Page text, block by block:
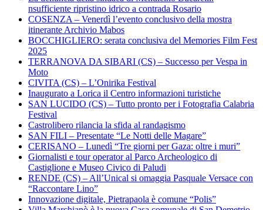
nsufficiente ripristino idrico a contrada Rosario
COSENZA – Venerdì l’evento conclusivo della mostra
itinerante Archivio Mabos
BOCCHIGLIERO: serata conclusiva del Memories Film Fest
2025
TERRANOVA DA SIBARI (CS) – Successo per Vespa in
Moto
CIVITA (CS) – L’Onirika Festival
Inaugurato a Lorica il Centro informazioni turistiche
SAN LUCIDO (CS) – Tutto pronto per i Fotografia Calabria
Festival
Castrolibero rilancia la sfida al randagismo
SAN FILI – Presentate “Le Notti delle Magare”
CERISANO – Lunedì “Tre giorni per Gaza: oltre i muri”
Giornalisti e tour operator al Parco Archeologico di
Castiglione e Museo Civico di Paludi
RENDE (CS) – All’Unical si omaggia Pasquale Versace con
“Raccontare Lino”
Innovazione digitale, Pietrapaola è comune “Polis”